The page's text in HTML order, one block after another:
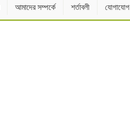
আমাদের সম্পর্কে শর্তাবলী যোগাযোগ